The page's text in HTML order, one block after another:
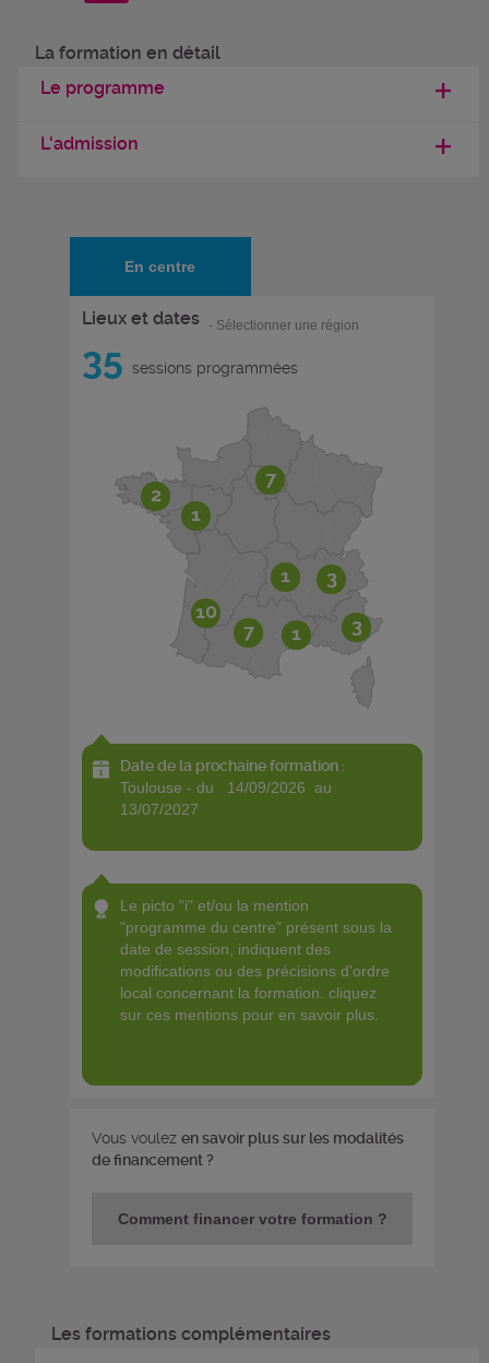
La formation en détail
Le programme
L'admission
En centre
Lieux et dates - Sélectionner une région
35 sessions programmées
10
1
2
7
1
7
1
3
3
Date de la prochaine formation :
toulouse - du 14/09/2026 au
13/07/2027
le picto "i" et/ou la mention
"programme du centre" présent sous la
date de session, indiquent des
modifications ou des précisions d'ordre
local concernant la formation. cliquez
sur ces mentions pour en savoir plus.
Vous voulez en savoir plus sur les modalités
de financement ?
Comment financer votre formation ?
Les formations complémentaires